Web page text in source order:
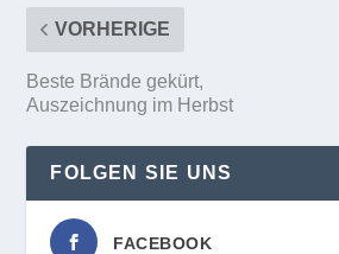
VORHERIGE
Beste Brände gekürt,
Auszeichnung im Herbst
FOLGEN SIE UNS
FACEBOOK